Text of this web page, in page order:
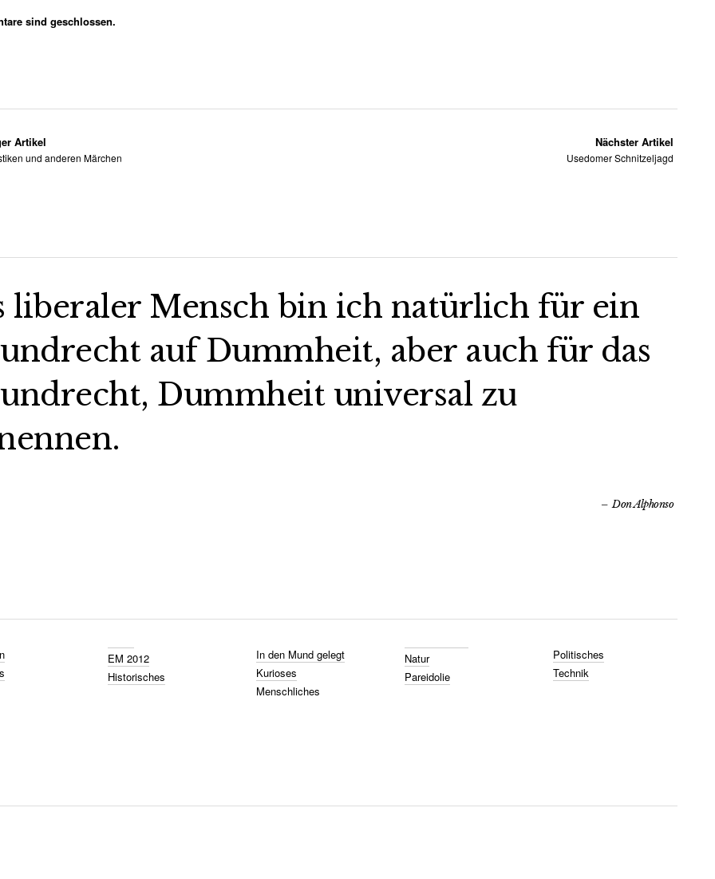
sind geschlossen.
Artikel
und anderen Märchen
Nächster Artikel
Usedomer Schnitzeljagd
liberaler Mensch bin ich natürlich für ein
auf Dummheit, aber auch für das
Dummheit universal zu
Don Alphonso
EM 2012
Historisches
In den Mund gelegt
Kurioses
Menschliches
Natur
Pareidolie
Politisches
Technik